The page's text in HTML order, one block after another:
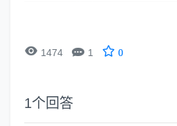
 1474  1 0
1个回答